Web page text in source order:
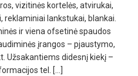
vizitinės kortelės, atvirukai,
reklaminiai lankstukai, blankai.
ir viena ofsetinė spaudos
įrangos – pjaustymo,
Užsakantiems didesnį kiekį –
tel. […]